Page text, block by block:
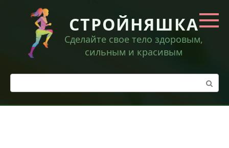
контенту
СТРОЙНЯШКА
Сделайте свое тело здоровым,
сильным и красивым
Поиск: